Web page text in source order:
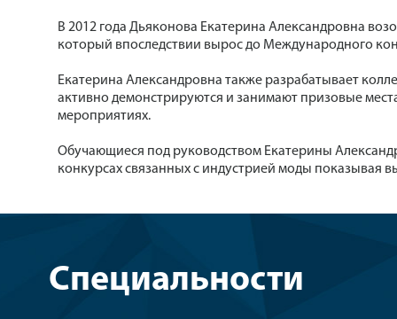
В 2012 года Дьяконова Екатерина Александровна
который впоследствии вырос до Международного
Екатерина Александровна также разрабатывает
активно демонстрируются и занимают призовые
мероприятиях.
Обучающиеся под руководством Екатерины
конкурсах связанных с индустрией моды показывая
Специальности